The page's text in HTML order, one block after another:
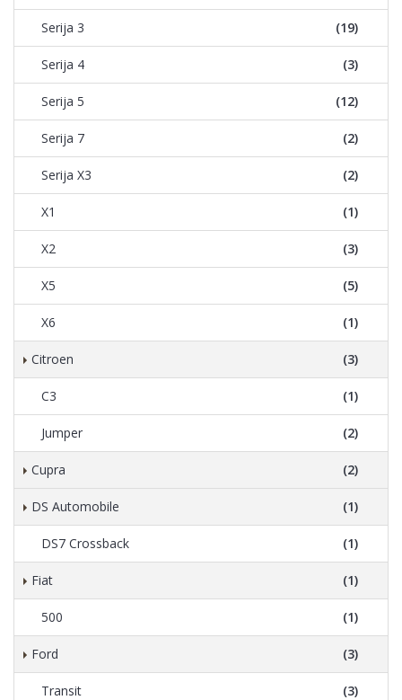
Serija 3 (19)
Serija 4 (3)
Serija 5 (12)
Serija 7 (2)
Serija X3 (2)
X1 (1)
X2 (3)
X5 (5)
X6 (1)
Citroen (3)
C3 (1)
Jumper (2)
Cupra (2)
DS Automobile (1)
DS7 Crossback (1)
Fiat (1)
500 (1)
Ford (3)
Transit (3)